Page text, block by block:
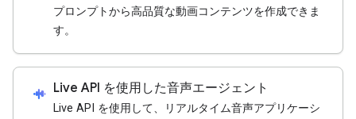
プロンプトから高品質な動画コンテンツを作成できま
す。
android_recorder Live API を使用した音声エージェント
Live API を使用して、リアルタイム音声アプリケーシ